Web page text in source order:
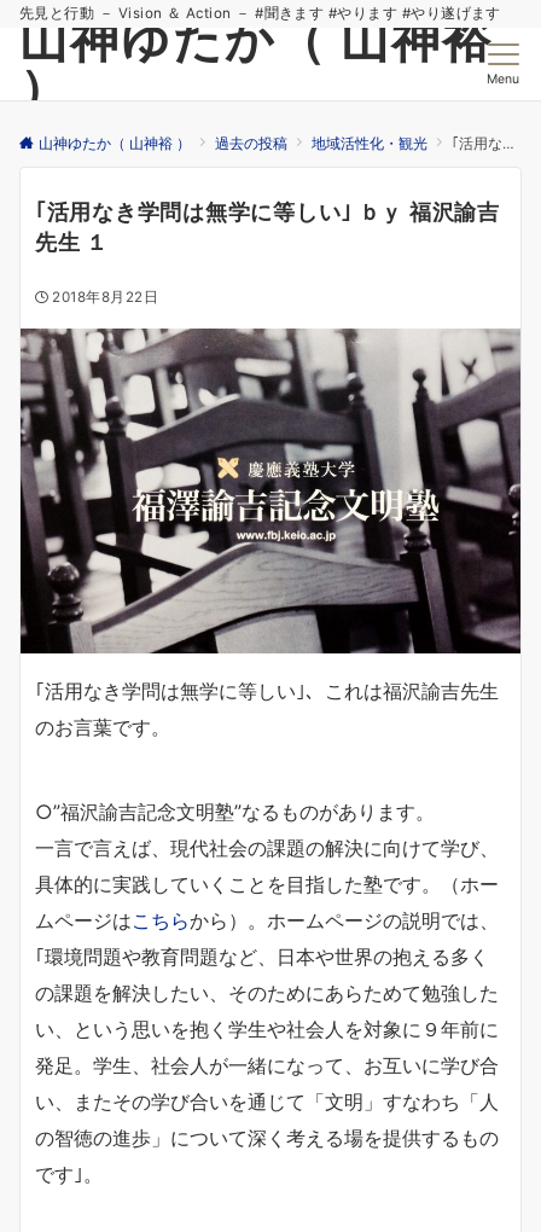
先見と行動 － Vision ＆ Action － #聞きます #やります #やり遂げます
山神ゆたか（ 山神裕
）
Menu
山神ゆたか（ 山神裕 ） 過去の投稿 地域活性化・観光 ｢活用なき学問は無学に等しい｣ ｂｙ 福沢諭吉先生 １
｢活用なき学問は無学に等しい｣ ｂｙ 福沢諭吉
先生 １
2018年8月22日
｢活用なき学問は無学に等しい｣、これは福沢諭吉先生
のお言葉です。
○”福沢諭吉記念文明塾”なるものがあります。
一言で言えば、現代社会の課題の解決に向けて学び、
具体的に実践していくことを目指した塾です。（ホー
ムページはこちらから）。ホームページの説明では、
｢環境問題や教育問題など、日本や世界の抱える多く
の課題を解決したい、そのためにあらためて勉強した
い、という思いを抱く学生や社会人を対象に９年前に
発足。学生、社会人が一緒になって、お互いに学び合
い、またその学び合いを通じて「文明」すなわち「人
の智徳の進歩」について深く考える場を提供するもの
です｣。